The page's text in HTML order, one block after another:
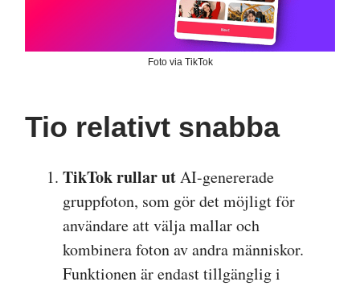
Foto via TikTok
Tio relativt snabba
TikTok rullar utAI-genererade
gruppfoton, som gör det möjligt för
användare att välja mallar och
kombinera foton av andra människor.
Funktionen är endast tillgänglig i